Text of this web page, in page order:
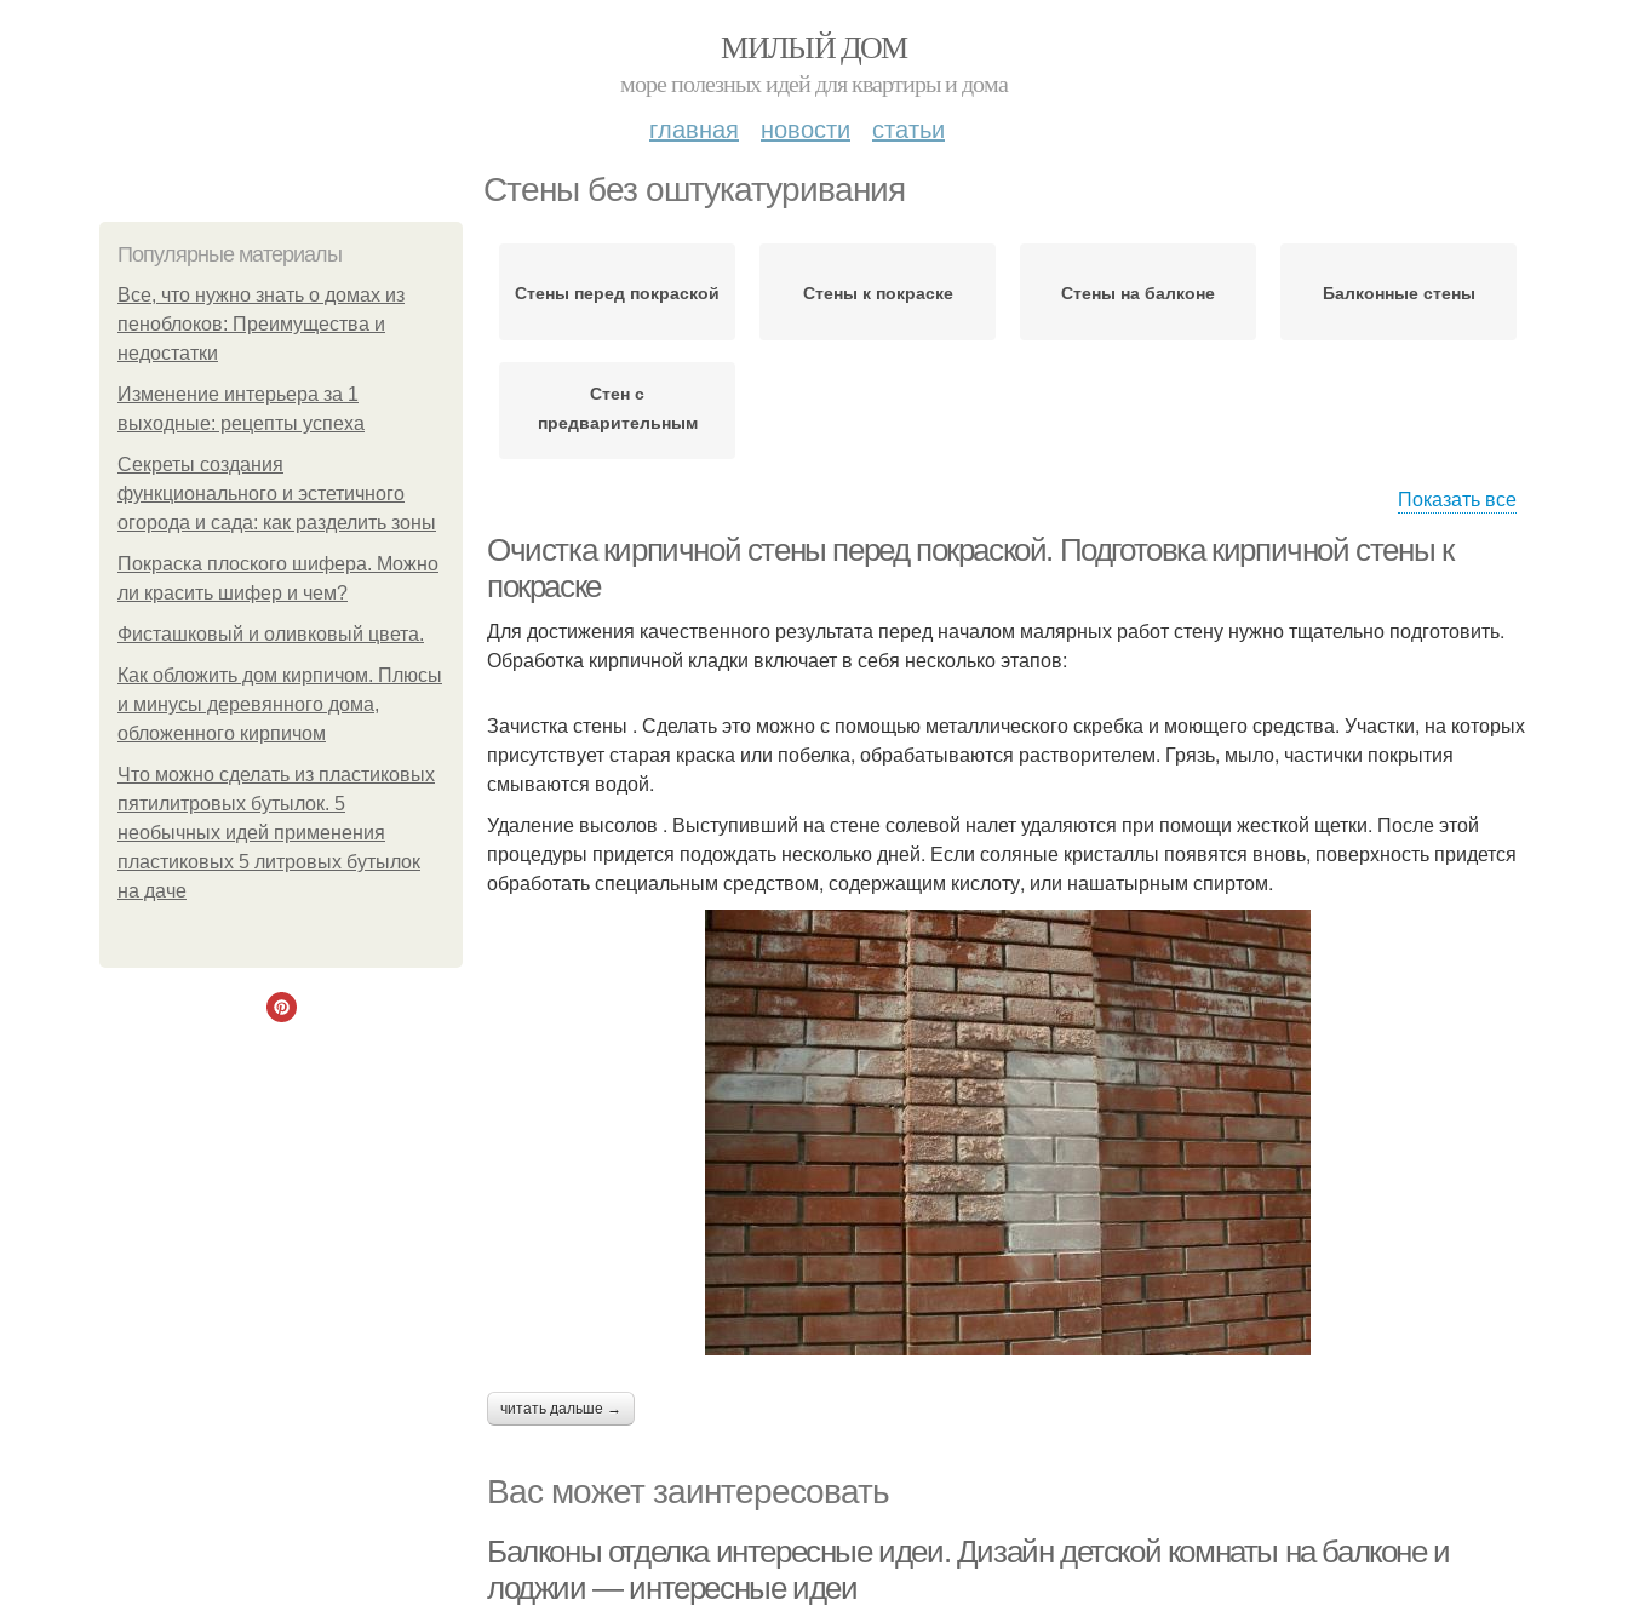
МИЛЫЙ ДОМ
море полезных идей для квартиры и дома
главная новости статьи
Стены без оштукатуривания
Популярные материалы
Все, что нужно знать о домах из
пеноблоков: Преимущества и
недостатки
Изменение интерьера за 1
выходные: рецепты успеха
Секреты создания
функционального и эстетичного
огорода и сада: как разделить зоны
Покраска плоского шифера. Можно
ли красить шифер и чем?
Фисташковый и оливковый цвета.
Как обложить дом кирпичом. Плюсы
и минусы деревянного дома,
обложенного кирпичом
Что можно сделать из пластиковых
пятилитровых бутылок. 5
необычных идей применения
пластиковых 5 литровых бутылок
на даче
Стены перед покраской Стены к покраске Стены на балконе Балконные стены
Стен с
предварительным
Показать все
Очистка кирпичной стены перед покраской. Подготовка кирпичной стены к
покраске
Для достижения качественного результата перед началом малярных работ стену нужно тщательно подготовить.
Обработка кирпичной кладки включает в себя несколько этапов:
Зачистка стены . Сделать это можно с помощью металлического скребка и моющего средства. Участки, на которых
присутствует старая краска или побелка, обрабатываются растворителем. Грязь, мыло, частички покрытия
смываются водой.
Удаление высолов . Выступивший на стене солевой налет удаляются при помощи жесткой щетки. После этой
процедуры придется подождать несколько дней. Если соляные кристаллы появятся вновь, поверхность придется
обработать специальным средством, содержащим кислоту, или нашатырным спиртом.
читать дальше →
Вас может заинтересовать
Балконы отделка интересные идеи. Дизайн детской комнаты на балконе и
лоджии — интересные идеи